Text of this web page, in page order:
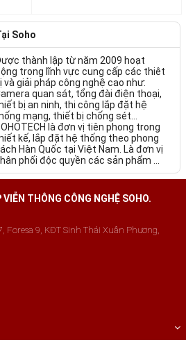
lý kinh doanh thiết bị trên toàn quốc với
phát triển, đặt nền móng cho sự thành
Soho
thành lập từ năm 2009 hoạt
trong lĩnh vực cung cấp các thiêt
và giải pháp công nghệ cao như:
quan sát, tổng đài điện thoại,
bị an ninh, thi công lắp đặt hệ
mạng, thiết bị chống sét…
là đơn vị tiên phong trong
kế, lắp đặt hệ thống theo phong
Hàn Quốc tại Việt Nam. Là đơn vị
phối độc quyền các sản phẩm ...
THÔNG CÔNG NGHỆ SOHO.
Foresa 9, KĐT Sinh Thái Xuân Phương,